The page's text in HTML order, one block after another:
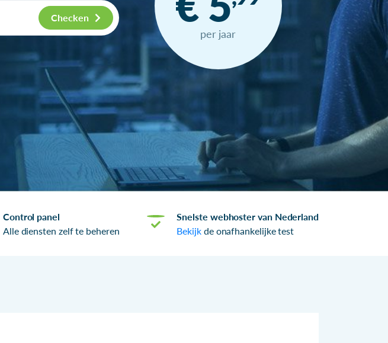
Checken
per jaar
Control panel
Alle diensten zelf te beheren
Snelste webhoster van Nederland
Bekijkde onafhankelijke test